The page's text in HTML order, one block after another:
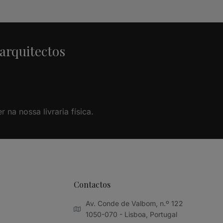
na nossa livraria física.
Contactos
Av. Conde de Valbom, n.º 122
1050-070 - Lisboa, Portugal